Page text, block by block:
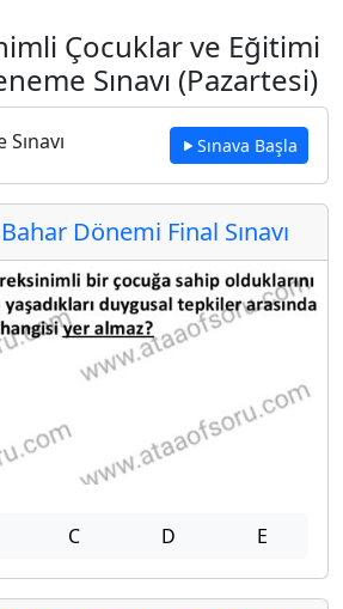
Çocuklar ve Eğitimi
Sınavı (Pazartesi)
Sınava Başla
Dönemi Final Sınavı
C D E